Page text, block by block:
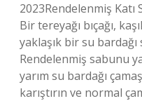
2023Rendelenmiş Katı
Bir tereyağı bıçağı,
yaklaşık bir su
Rendelenmiş sabunu
yarım su bardağı
karıştırın ve normal